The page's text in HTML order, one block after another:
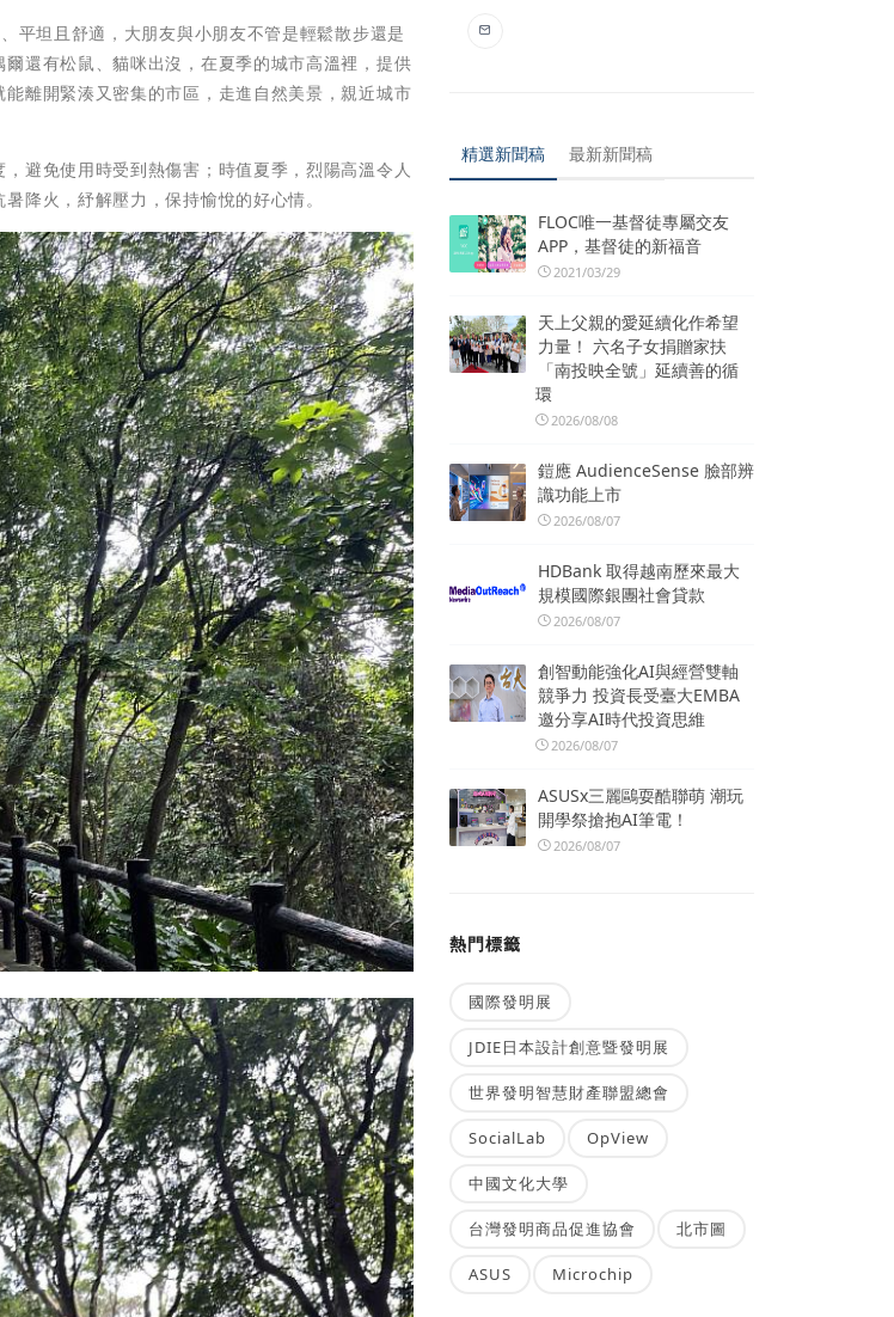
平坦且舒適，大朋友與小朋友不管是輕鬆散步還是
還有松鼠、貓咪出沒，在夏季的城市高溫裡，提供
離開緊湊又密集的市區，走進自然美景，親近城市
避免使用時受到熱傷害；時值夏季，烈陽高溫令人
降火，紓解壓力，保持愉悅的好心情。
精選新聞稿 最新新聞稿
FLOC唯一基督徒專屬交友
APP，基督徒的新福音
2021/03/29
天上父親的愛延續化作希望
力量！ 六名子女捐贈家扶
「南投映全號」延續善的循
環
2026/08/08
鎧應 AudienceSense 臉部辨
識功能上市
2026/08/07
HDBank 取得越南歷來最大
規模國際銀團社會貸款
2026/08/07
創智動能強化AI與經營雙軸
競爭力 投資長受臺大EMBA
邀分享AI時代投資思維
2026/08/07
ASUSx三麗鷗耍酷聯萌 潮玩
開學祭搶抱AI筆電！
2026/08/07
熱門標籤
國際發明展
JDIE日本設計創意暨發明展
世界發明智慧財產聯盟總會
SocialLab OpView
中國文化大學
台灣發明商品促進協會 北市圖
ASUS Microchip